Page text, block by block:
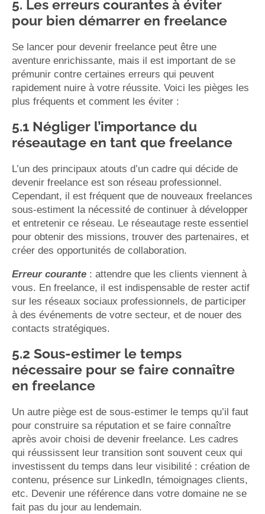
5. Les erreurs courantes à éviter
pour bien démarrer en freelance
Se lancer pour devenir freelance peut être une
aventure enrichissante, mais il est important de se
prémunir contre certaines erreurs qui peuvent
rapidement nuire à votre réussite. Voici les pièges les
plus fréquents et comment les éviter :
5.1 Négliger l’importance du
réseautage en tant que freelance
L’un des principaux atouts d’un cadre qui décide de
devenir freelance est son réseau professionnel.
Cependant, il est fréquent que de nouveaux freelances
sous-estiment la nécessité de continuer à développer
et entretenir ce réseau. Le réseautage reste essentiel
pour obtenir des missions, trouver des partenaires, et
créer des opportunités de collaboration.
Erreur courante : attendre que les clients viennent à
vous. En freelance, il est indispensable de rester actif
sur les réseaux sociaux professionnels, de participer
à des événements de votre secteur, et de nouer des
contacts stratégiques.
5.2 Sous-estimer le temps
nécessaire pour se faire connaître
en freelance
Un autre piège est de sous-estimer le temps qu’il faut
pour construire sa réputation et se faire connaître
après avoir choisi de devenir freelance. Les cadres
qui réussissent leur transition sont souvent ceux qui
investissent du temps dans leur visibilité : création de
contenu, présence sur LinkedIn, témoignages clients,
etc. Devenir une référence dans votre domaine ne se
fait pas du jour au lendemain.